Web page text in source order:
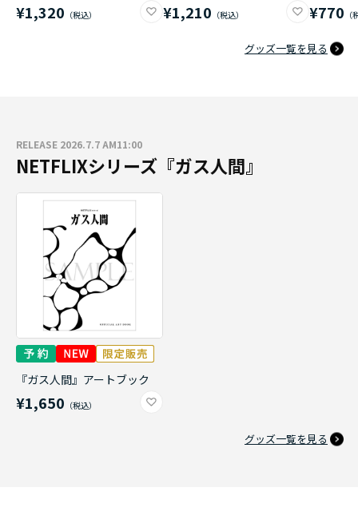
¥1,320 ¥1,210 ¥770
グッズ一覧を見る
RELEASE 2026.7.7 AM11:00
NETFLIXシリーズ『ガス人間』
『ガス人間』アートブック
¥1,650
グッズ一覧を見る